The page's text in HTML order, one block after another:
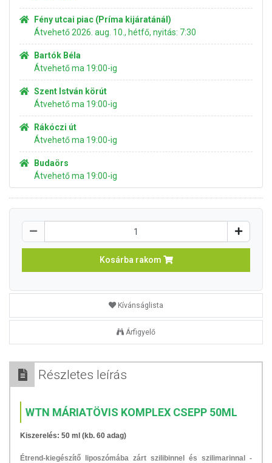
Fény utcai piac (Príma kijáratánál)
Átvehető 2026. aug. 10., hétfő, nyitás: 7:30
Bartók Béla
Átvehető ma 19:00-ig
Szent István körút
Átvehető ma 19:00-ig
Rákóczi út
Átvehető ma 19:00-ig
Budaörs
Átvehető ma 19:00-ig
Kosárba rakom
Kívánságlista
Árfigyelő
Részletes leírás
WTN MÁRIATÖVIS KOMPLEX CSEPP 50ML
Kiszerelés: 50 ml (kb. 60 adag)
Étrend-kiegészítő liposzómába zárt szilibinnel és szilimarinnal -